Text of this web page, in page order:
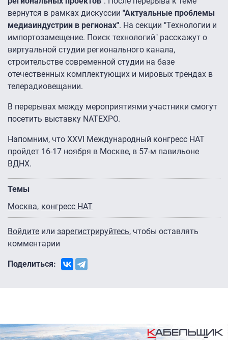
вернутся в рамках дискуссии "Актуальные проблемы
медиаиндустрии в регионах". На секции "Технологии и
импортозамещение. Поиск технологий" расскажут о
виртуальной студии регионального канала,
строительстве современной студии на базе
отечественных комплектующих и мировых трендах в
телерадиовещании.
В перерывах между мероприятиями участники смогут
посетить выставку NATEXPO.
Напомним, что XXVI Международный конгресс НАТ
пройдет 16-17 ноября в Москве, в 57-м павильоне
ВДНХ.
Темы
Москва конгресс НАТ
Войдите или зарегистрируйтесь, чтобы оставлять
комментарии
Поделиться: